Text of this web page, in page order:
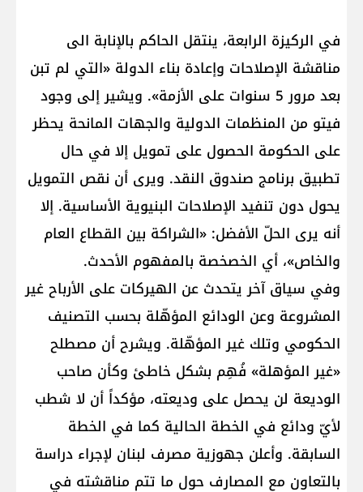
في الركيزة الرابعة، ينتقل الحاكم بالإنابة الى
مناقشة الإصلاحات وإعادة بناء الدولة «التي لم تبن
بعد مرور 5 سنوات على الأزمة». ويشير إلى وجود
فيتو من المنظمات الدولية والجهات المانحة يحظر
على الحكومة الحصول على تمويل إلا في حال
تطبيق برنامج صندوق النقد. ويرى أن نقص التمويل
يحول دون تنفيد الإصلاحات البنيوية الأساسية. إلا
أنه يرى الحلّ الأفضل: «الشراكة بين القطاع العام
والخاص»، أي الخصخصة بالمفهوم الأحدث.
وفي سياق آخر يتحدث عن الهيركات على الأرباح غير
المشروعة وعن الودائع المؤهّلة بحسب التصنيف
الحكومي وتلك غير المؤهّلة. ويشرح أن مصطلح
«غير المؤهلة» فُهِم بشكل خاطئ وكأن صاحب
الوديعة لن يحصل على وديعته، مؤكداً أن لا شطب
لأيّ ودائع في الخطة الحالية كما في الخطة
السابقة. وأعلن جهوزية مصرف لبنان لإجراء دراسة
بالتعاون مع المصارف حول ما تتم مناقشته في